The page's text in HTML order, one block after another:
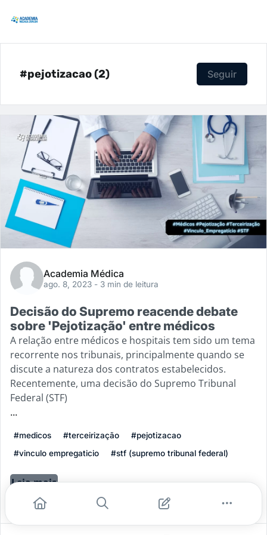
#pejotizacao (2) Seguir
Academia Médica
ago. 8, 2023 - 3 min de leitura
Decisão do Supremo reacende debate
sobre 'Pejotização' entre médicos
A relação entre médicos e hospitais tem sido um tema
recorrente nos tribunais, principalmente quando se
discute a natureza dos contratos estabelecidos.
Recentemente, uma decisão do Supremo Tribunal
Federal (STF)
...
#medicos #terceirização
#pejotizacao
#vinculo empregaticio
#stf (supremo tribunal federal)
Leia mais